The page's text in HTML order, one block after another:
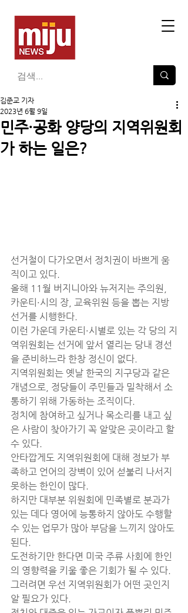
민주·공화 양당의 지역위원회
가 하는 일은?
김준교 기자
2023년 6월 9일
선거철이 다가오면서 정치권이 바쁘게 움
직이고 있다.
올해 11월 버지니아와 뉴저지는 주의원,
카운티·시의 장, 교육위원 등을 뽑는 지방
선거를 시행한다.
이런 가운데 카운티·시별로 있는 각 당의 지
역위원회는 선거에 앞서 열리는 당내 경선
을 준비하느라 한창 정신이 없다.
지역위원회는 옛날 한국의 지구당과 같은
개념으로, 정당들이 주민들과 밀착해서 소
통하기 위해 가동하는 조직이다.
정치에 참여하고 싶거나 목소리를 내고 싶
은 사람이 찾아가기 꼭 알맞은 곳이라고 할
수 있다.
안타깝게도 지역위원회에 대해 정보가 부
족하고 언어의 장벽이 있어 섣불리 나서지
못하는 한인이 많다.
하지만 대부분 위원회에 민족별로 분과가
있는 데다 영어에 능통하지 않아도 수행할
수 있는 업무가 많아 부담을 느끼지 않아도
된다.
도전하기만 한다면 미국 주류 사회에 한인
의 영향력을 키울 좋은 기회가 될 수 있다.
그러려면 우선 지역위원회가 어떤 곳인지
알 필요가 있다.